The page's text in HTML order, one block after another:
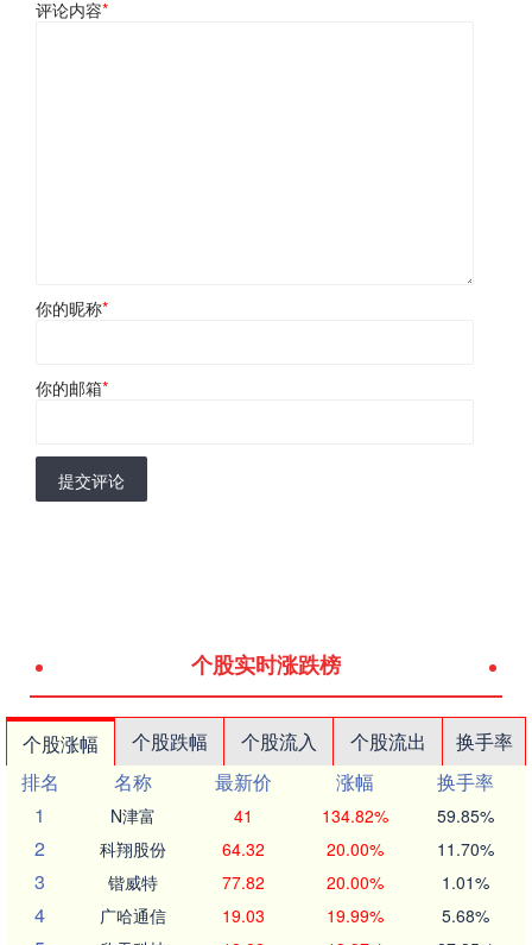
评论内容*
你的昵称*
你的邮箱*
提交评论
个股实时涨跌榜
个股涨幅 个股跌幅 个股流入 个股流出
换手率
排名
名称 最新价 涨幅
换手率
1
N津富 41 134.82% 59.85%
2 科翔股份 64.32 20.00% 11.70%
3 锴威特 77.82 20.00% 1.01%
4 广哈通信 19.03 19.99% 5.68%